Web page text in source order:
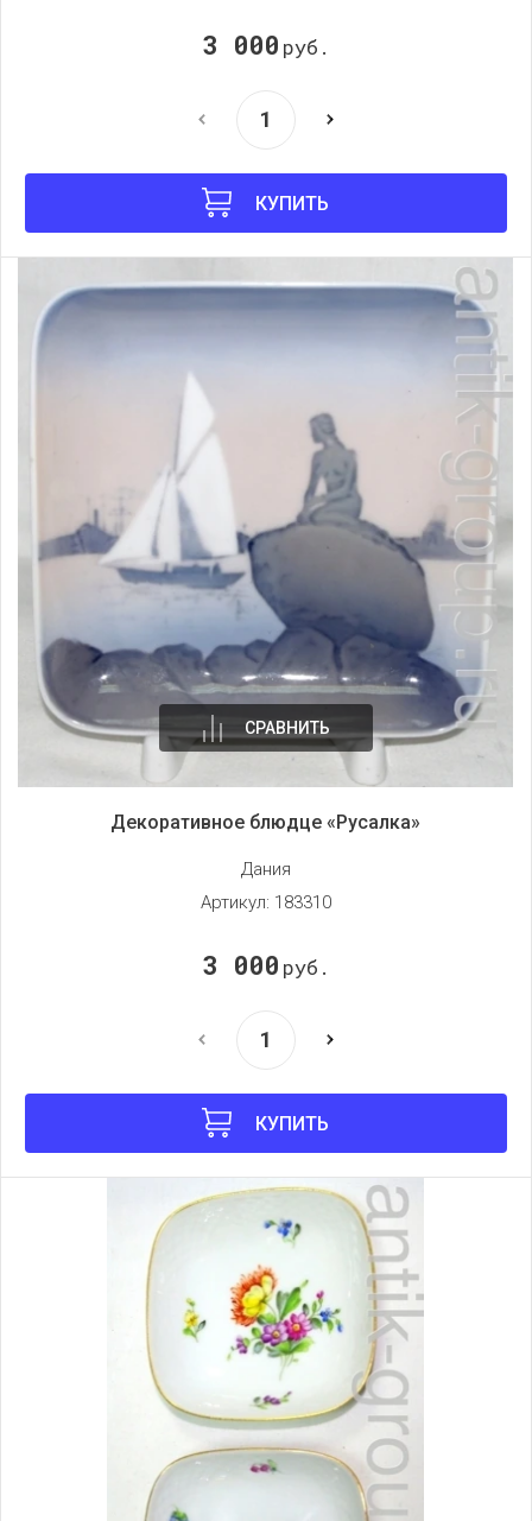
3 000 руб.
КУПИТЬ
СРАВНИТЬ
Декоративное блюдце «Русалка»
Дания
Артикул: 183310
3 000 руб.
КУПИТЬ